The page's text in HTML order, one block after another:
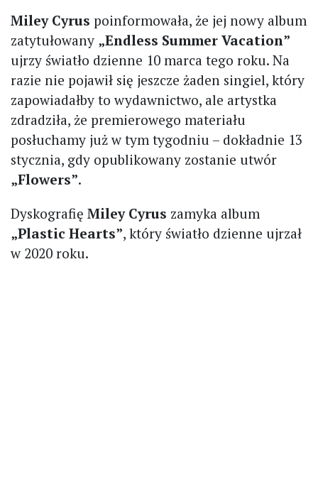
Miley Cyrus poinformowała, że jej nowy album
zatytułowany „Endless Summer Vacation”
ujrzy światło dzienne 10 marca tego roku. Na
razie nie pojawił się jeszcze żaden singiel, który
zapowiadałby to wydawnictwo, ale artystka
zdradziła, że premierowego materiału
posłuchamy już w tym tygodniu – dokładnie 13
stycznia, gdy opublikowany zostanie utwór
„Flowers”.
Dyskografię Miley Cyrus zamyka album
„Plastic Hearts”, który światło dzienne ujrzał
w 2020 roku.